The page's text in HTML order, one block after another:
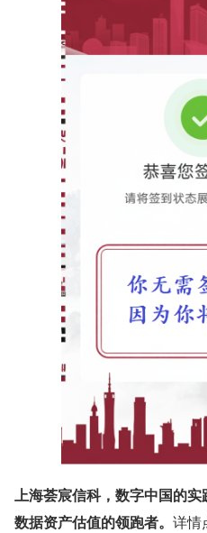
上海荟宸信科，数字中国的实
数据资产估值的领跑者。 详情